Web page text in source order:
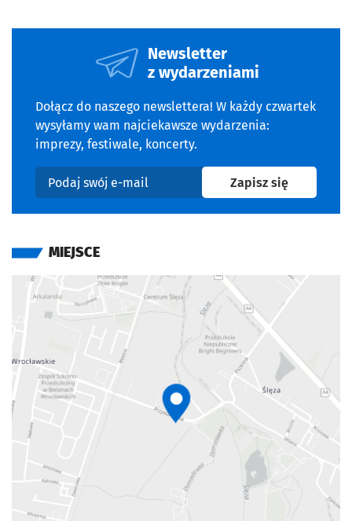
Newsletter
z wydarzeniami
Dołącz do naszego newslettera! W każdy czwartek
wysyłamy wam najciekawsze wydarzenia:
imprezy, festiwale, koncerty.
Podaj swój e-mail
Zapisz sięna
MIEJSCE